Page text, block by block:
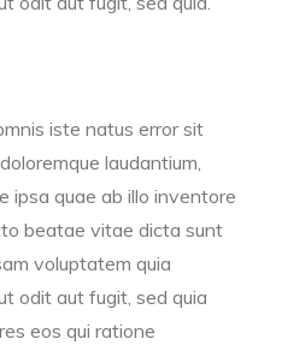
iste natus error sit
laudantium,
ipsa quae ab illo inventore
beatae vitae dicta sunt
voluptatem quia
odit aut fugit, sed quia
eos qui ratione